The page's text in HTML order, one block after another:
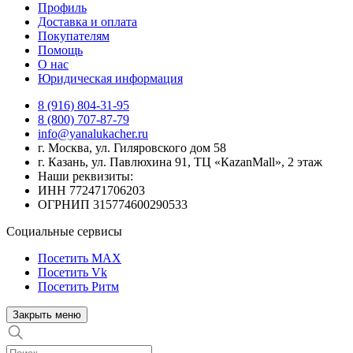
Профиль
Доставка и оплата
Покупателям
Помощь
О нас
Юридическая информация
8 (916) 804-31-95
8 (800) 707-87-79
info@yanalukacher.ru
г. Москва, ул. Гиляровского дом 58
г. Казань, ул. Павлюхина 91, ТЦ «КazanMall», 2 этаж
Наши реквизиты:
ИНН 772471706203
ОГРНИП 315774600290533
Социальные сервисы
Посетить MAX
Посетить Vk
Посетить Ритм
Закрыть меню